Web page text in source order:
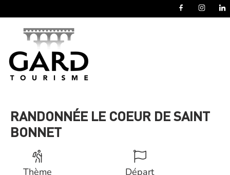
RANDONNÉE LE COEUR DE SAINT
BONNET
Thème
Départ